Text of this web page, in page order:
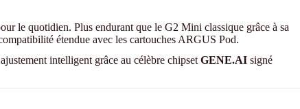
le quotidien. Plus endurant que le G2 Mini classique grâce à sa
étendue avec les cartouches ARGUS Pod.
intelligent grâce au célèbre chipset GENE.AI signé